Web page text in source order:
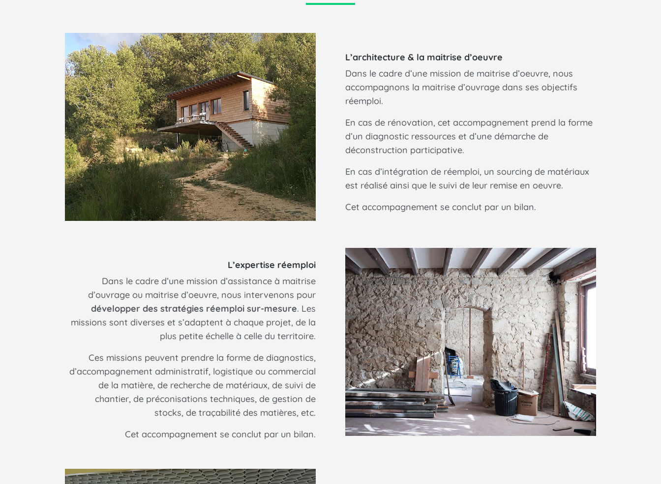
L’architecture & la maitrise d’oeuvre
Dans le cadre d’une mission de maitrise d’oeuvre, nous
accompagnons la maitrise d’ouvrage dans ses objectifs
réemploi.
En cas de rénovation, cet accompagnement prend la forme
d’un diagnostic ressources et d’une démarche de
déconstruction participative.
En cas d’intégration de réemploi, un sourcing de matériaux
est réalisé ainsi que le suivi de leur remise en oeuvre.
Cet accompagnement se conclut par un bilan.
L’expertise réemploi
Dans le cadre d’une mission d’assistance à maitrise
d’ouvrage ou maitrise d’oeuvre, nous intervenons pour
développer des stratégies réemploi sur-mesure. Les
missions sont diverses et s’adaptent à chaque projet, de la
plus petite échelle à celle du territoire.
Ces missions peuvent prendre la forme de diagnostics,
d’accompagnement administratif, logistique ou commercial
de la matière, de recherche de matériaux, de suivi de
chantier, de préconisations techniques, de gestion de
stocks, de traçabilité des matières, etc.
Cet accompagnement se conclut par un bilan.